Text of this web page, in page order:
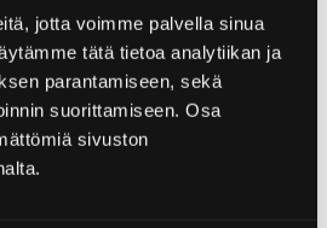
jotta voimme palvella sinua
tätä tietoa analytiikan ja
parantamiseen, sekä
suorittamiseen. Osa
sivuston